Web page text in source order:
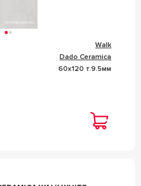
Walk
Dado Ceramica
60x120 т.9.5мм